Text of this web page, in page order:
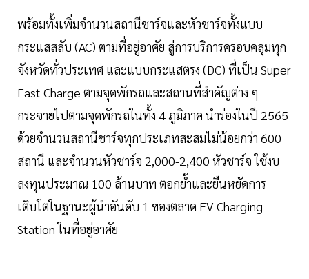
พร้อมทั้งเพิ่มจำนวนสถานีชาร์จและหัวชาร์จทั้งแบบ
กระแสสลับ (AC) ตามที่อยู่อาศัย สู่การบริการครอบคลุมทุก
จังหวัดทั่วประเทศ และแบบกระแสตรง (DC) ที่เป็น Super
Fast Charge ตามจุดพักรถและสถานที่สำคัญต่าง ๆ
กระจายไปตามจุดพักรถในทั้ง 4 ภูมิภาค นำร่องในปี 2565
ด้วยจำนวนสถานีชาร์จทุกประเภทสะสมไม่น้อยกว่า 600
สถานี และจำนวนหัวชาร์จ 2,000-2,400 หัวชาร์จ ใช้งบ
ลงทุนประมาณ 100 ล้านบาท ตอกย้ำและยืนหยัดการ
เติบโตในฐานะผู้นำอันดับ 1 ของตลาด EV Charging
Station ในที่อยู่อาศัย